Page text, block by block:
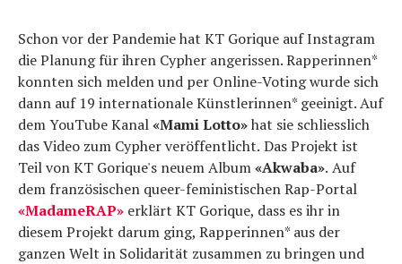
Schon vor der Pandemie hat KT Gorique auf Instagram
die Planung für ihren Cypher angerissen. Rapperinnen*
konnten sich melden und per Online-Voting wurde sich
dann auf 19 internationale Künstlerinnen* geeinigt. Auf
dem YouTube Kanal«Mami Lotto»hat sie schliesslich
das Video zum Cypher veröffentlicht. Das Projekt ist
Teil von KT Gorique's neuem Album«Akwaba». Auf
dem französischen queer-feministischen Rap-Portal
«MadameRAP» erklärt KT Gorique, dass es ihr in
diesem Projekt darum ging, Rapperinnen* aus der
ganzen Welt in Solidarität zusammen zu bringen und